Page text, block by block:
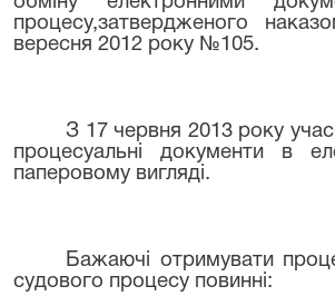
процесу,затвердженого
вересня 2012 року №105.
З 17 червня 2013 року
процесуальні документи в
паперовому вигляді.
Бажаючі отримувати
судового процесу повинні: